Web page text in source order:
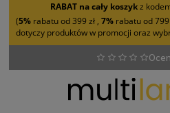
RABAT na cały koszykz
(5% rabatu od 399 zł , 7% rabatu od 799
dotyczy produktów w promocji oraz